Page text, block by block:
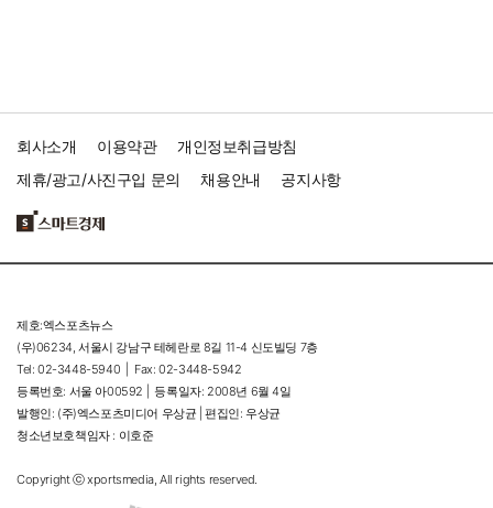
회사소개 이용약관
개인정보취급방침
제휴/광고/사진구입 문의
채용안내 공지사항
제호:엑스포츠뉴스
(우)06234, 서울시 강남구 테헤란로 8길 11-4 신도빌딩 7층
Tel: 02-3448-5940 |
Fax: 02-3448-5942
등록번호: 서울 아00592 |
등록일자: 2008년 6월 4일
발행인: (주)엑스포츠미디어 우상균 | 편집인: 우상균
청소년보호책임자 : 이호준
Copyright ⓒ xportsmedia, All rights reserved.